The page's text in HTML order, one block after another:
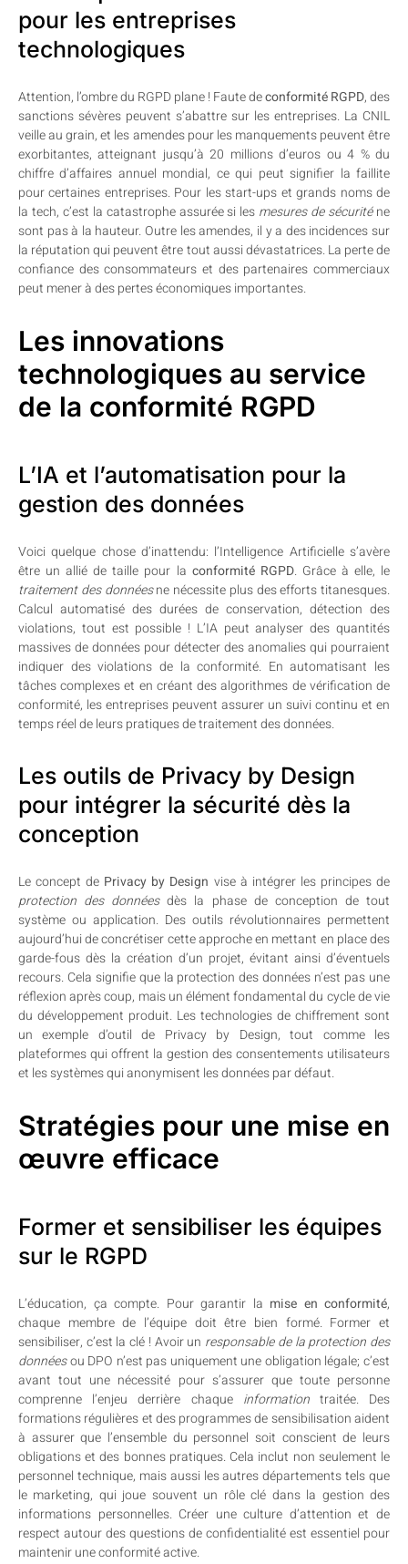
pour les entreprises
technologiques
Attention, l’ombre du RGPD plane ! Faute deconformité RGPD, des
sanctions sévères peuvent s’abattre sur les entreprises. La CNIL
veille au grain, et les amendes pour les manquements peuvent être
exorbitantes, atteignant jusqu’à 20 millions d’euros ou 4 % du
chiffre d’affaires annuel mondial, ce qui peut signifier la faillite
pour certaines entreprises. Pour les start-ups et grands noms de
la tech, c’est la catastrophe assurée si les mesures de sécuriténe
sont pas à la hauteur. Outre les amendes, il y a des incidences sur
la réputation qui peuvent être tout aussi dévastatrices. La perte de
confiance des consommateurs et des partenaires commerciaux
peut mener à des pertes économiques importantes.
Les innovations
technologiques au service
de la conformité RGPD
L’IA et l’automatisation pour la
gestion des données
Voici quelque chose d’inattendu: l’Intelligence Artificielle s’avère
être un allié de taille pour la conformité RGPD. Grâce à elle, le
traitement des donnéesne nécessite plus des efforts titanesques.
Calcul automatisé des durées de conservation, détection des
violations, tout est possible ! L’IA peut analyser des quantités
massives de données pour détecter des anomalies qui pourraient
indiquer des violations de la conformité. En automatisant les
tâches complexes et en créant des algorithmes de vérification de
conformité, les entreprises peuvent assurer un suivi continu et en
temps réel de leurs pratiques de traitement des données.
Les outils de Privacy by Design
pour intégrer la sécurité dès la
conception
Le concept de Privacy by Design vise à intégrer les principes de
protection des donnéesdès la phase de conception de tout
système ou application. Des outils révolutionnaires permettent
aujourd’hui de concrétiser cette approche en mettant en place des
garde-fous dès la création d’un projet, évitant ainsi d’éventuels
recours. Cela signifie que la protection des données n’est pas une
réflexion après coup, mais un élément fondamental du cycle de vie
du développement produit. Les technologies de chiffrement sont
un exemple d’outil de Privacy by Design, tout comme les
plateformes qui offrent la gestion des consentements utilisateurs
et les systèmes qui anonymisent les données par défaut.
Stratégies pour une mise en
œuvre efficace
Former et sensibiliser les équipes
sur le RGPD
L’éducation, ça compte. Pour garantir la mise en conformité,
chaque membre de l’équipe doit être bien formé. Former et
sensibiliser, c’est la clé ! Avoir un responsable de la protection des
donnéesou DPO n’est pas uniquement une obligation légale; c’est
avant tout une nécessité pour s’assurer que toute personne
comprenne l’enjeu derrière chaque informationtraitée. Des
formations régulières et des programmes de sensibilisation aident
à assurer que l’ensemble du personnel soit conscient de leurs
obligations et des bonnes pratiques. Cela inclut non seulement le
personnel technique, mais aussi les autres départements tels que
le marketing, qui joue souvent un rôle clé dans la gestion des
informations personnelles. Créer une culture d’attention et de
respect autour des questions de confidentialité est essentiel pour
maintenir une conformité active.